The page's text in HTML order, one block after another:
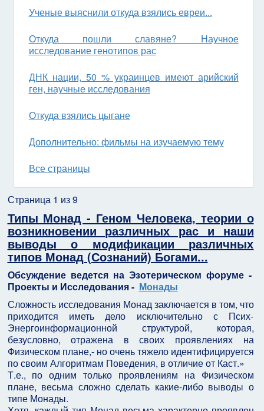
Ученые выяснили откуда взялись евреи...
Откуда пошли славяне? Научное
исследование генотипов рас
ДНК нации, 50 % украинцев имеют арийский
ген, научные исследования
Откуда взялись цыгане
Дополнительно: фильмы на изучаемую тему
Все страницы
Страница 1 из 9
Типы Монад - Геном Человека, теории о
возникновении различных рас и наши
выводы о модификации различных
типов Монад (Сознаний) Богами...
Обсуждение ведется на Эзотерическом форуме -
Проекты и Исследования - Монады
Сложность исследования Монад заключается в том, что
приходится иметь дело исключительно с Псих-
Энергоинформационной структурой, которая,
безусловно, отражена в своих проявлениях на
Физическом плане,- но очень тяжело идентифицируется
по своим Алгоритмам Поведения, в отличие от Каст.»
Т.е., по одним только проявлениям на Физическом
плане, весьма сложно сделать какие-либо выводы о
типе Монады.